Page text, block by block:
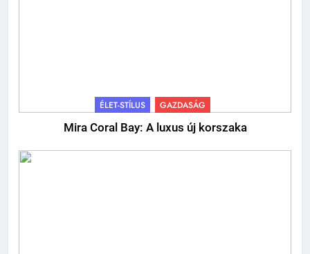
ÉLET-STÍLUS GAZDASÁG
Mira Coral Bay: A luxus új korszaka